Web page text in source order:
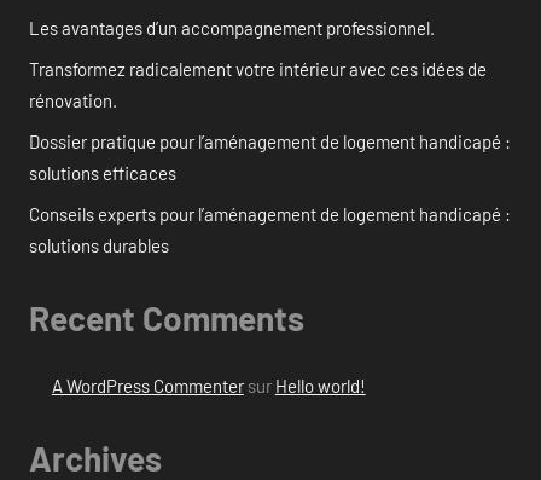
Les avantages d’un accompagnement professionnel.
Transformez radicalement votre intérieur avec ces idées de
rénovation.
Dossier pratique pour l’aménagement de logement handicapé :
solutions efficaces
Conseils experts pour l’aménagement de logement handicapé :
solutions durables
Recent Comments
A WordPress Commentersur Hello world!
Archives